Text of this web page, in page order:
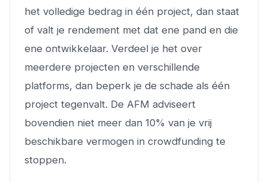
het volledige bedrag in één project, dan staat
of valt je rendement met dat ene pand en die
ene ontwikkelaar. Verdeel je het over
meerdere projecten en verschillende
platforms, dan beperk je de schade als één
project tegenvalt. De AFM adviseert
bovendien niet meer dan 10% van je vrij
beschikbare vermogen in crowdfunding te
stoppen.